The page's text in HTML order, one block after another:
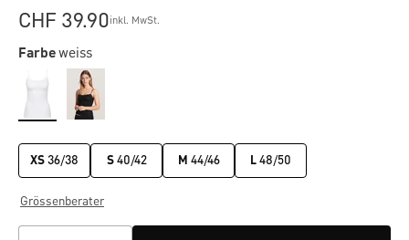
CHF 39.90inkl. MwSt.
Farbeweiss
XS 36/38 S40/42 M 44/46 L 48/50
Grössenberater